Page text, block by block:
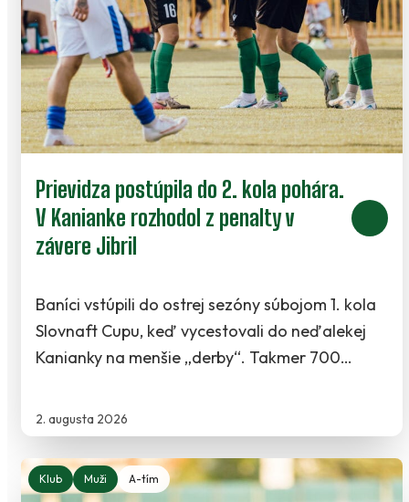
Prievidza postúpila do 2. kola pohára.
V Kanianke rozhodol z penalty v
závere Jibril
2. augusta 2026
Baníci vstúpili do ostrej sezóny súbojom 1. kola
Slovnaft Cupu, keď vycestovali do neďalekej
Kanianky na menšie „derby“. Takmer 700…
Klub Muži A-tím